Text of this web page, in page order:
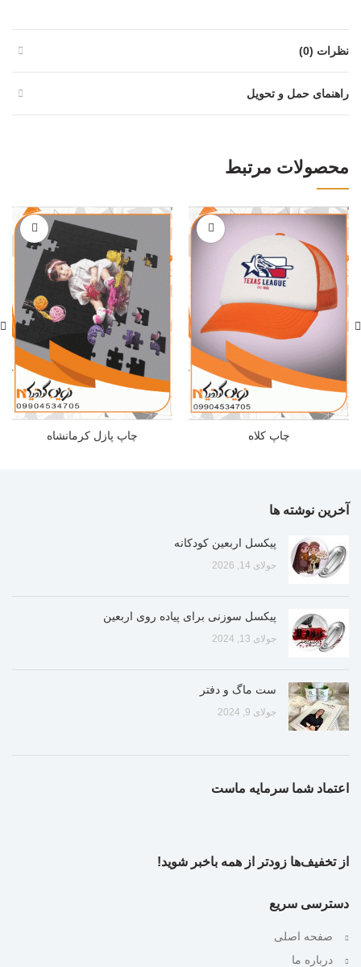
نظرات (0)
راهنمای حمل و تحویل
محصولات مرتبط
چاپ کلاه چاپ پازل کرمانشاه
آخرین نوشته ها
پیکسل اربعین کودکانه
جولای 14, 2026
پیکسل سوزنی برای پیاده روی اربعین
جولای 13, 2024
ست ماگ و دفتر
جولای 9, 2024
اعتماد شما سرمایه ماست
از تخفیف‌ها زودتر از همه باخبر شوید!
دسترسی سریع
صفحه اصلی
درباره ما